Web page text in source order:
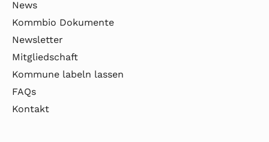
News
Kommbio Dokumente
Newsletter
Mitgliedschaft
Kommune labeln lassen
FAQs
Kontakt